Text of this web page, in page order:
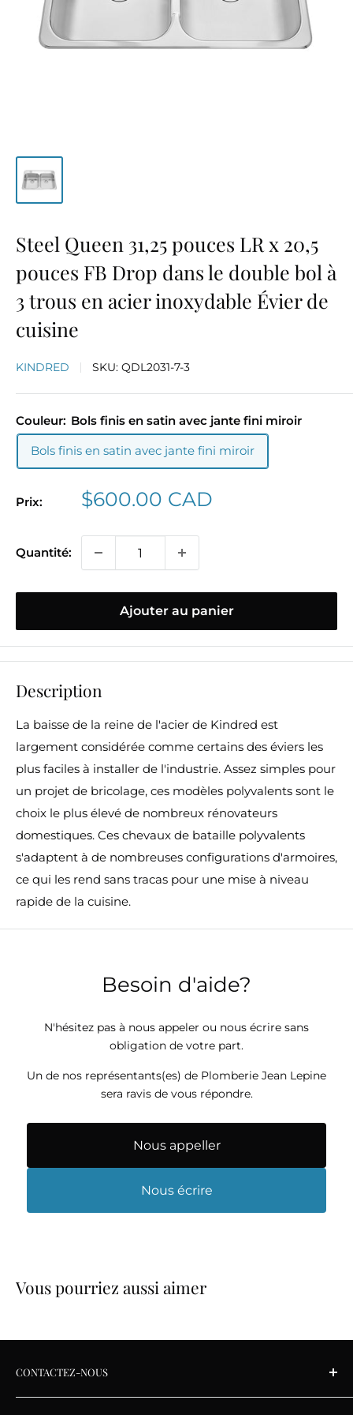
Steel Queen 31,25 pouces LR x 20,5
pouces FB Drop dans le double bol à
3 trous en acier inoxydable Évier de
cuisine
KINDRED SKU: QDL2031-7-3
Couleur: Bols finis en satin avec jante fini miroir
Bols finis en satin avec jante fini miroir
Prix:
Prix
$600.00 CAD
Quantité:
Ajouter au panier
Description
La baisse de la reine de l'acier de Kindred est
largement considérée comme certains des éviers les
plus faciles à installer de l'industrie. Assez simples pour
un projet de bricolage, ces modèles polyvalents sont le
choix le plus élevé de nombreux rénovateurs
domestiques. Ces chevaux de bataille polyvalents
s'adaptent à de nombreuses configurations d'armoires,
ce qui les rend sans tracas pour une mise à niveau
rapide de la cuisine.
Besoin d'aide?
N'hésitez pas à nous appeler ou nous écrire sans
obligation de votre part.
Un de nos représentants(es) de Plomberie Jean Lepine
sera ravis de vous répondre.
Nous appeller
Nous écrire
Vous pourriez aussi aimer
CONTACTEZ-NOUS
Lundi au vendredi: 9 h à 17 h 30